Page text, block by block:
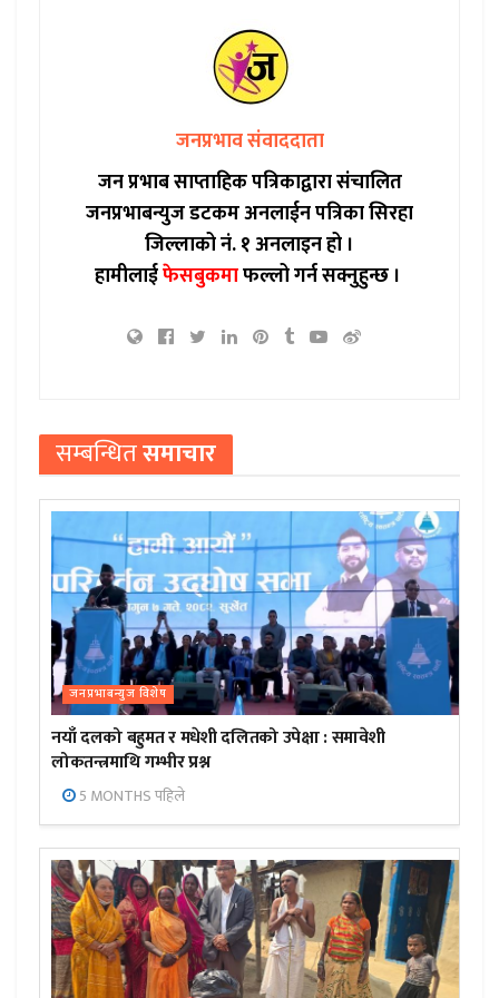
जनप्रभाव संवाददाता
जन प्रभाब साप्ताहिक पत्रिकाद्वारा संचालित
जनप्रभाबन्युज डटकम अनलाईन पत्रिका सिरहा
जिल्लाको नं. १ अनलाइन हो ।
हामीलाईफेसबुकमाफल्लो गर्न सक्नुहुन्छ ।
सम्बन्धितसमाचार
जनप्रभाबन्युज विशेष
नयाँ दलको बहुमत र मधेशी दलितको उपेक्षा : समावेशी
लोकतन्त्रमाथि गम्भीर प्रश्न
5 MONTHS पहिले